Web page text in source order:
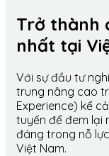
Trở thành
nhất tại
Với sự đầu tư
trung nâng cao
Experience) kể
tuyến để đem lại
đáng trong nỗ
Việt Nam.